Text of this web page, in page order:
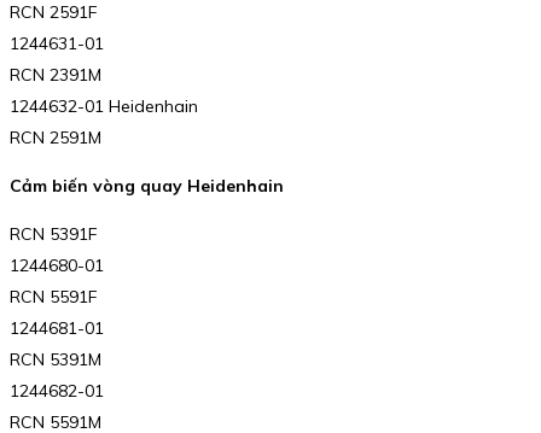
RCN 2591F
1244631-01
RCN 2391M
1244632-01 Heidenhain
RCN 2591M
Cảm biến vòng quay Heidenhain
RCN 5391F
1244680-01
RCN 5591F
1244681-01
RCN 5391M
1244682-01
RCN 5591M